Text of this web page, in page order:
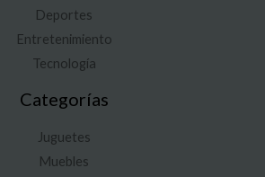
Deportes
Entretenimiento
Tecnología
Categorías
Juguetes
Muebles